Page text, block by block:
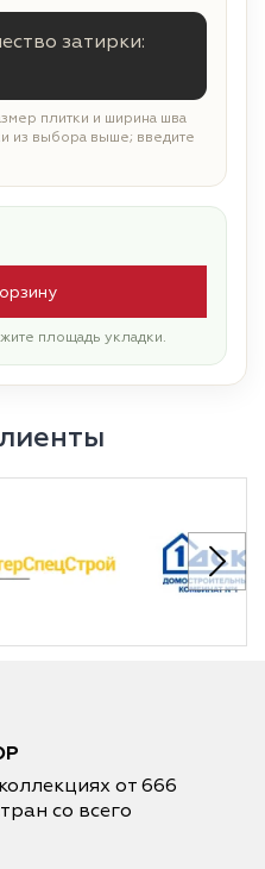
затирки:
плитки и ширина шва
из выбора выше; введите
площадь укладки.
от 666
со всего